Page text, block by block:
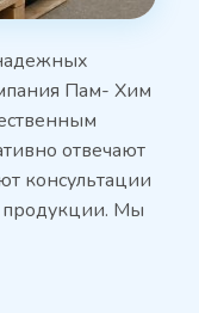
Пам- Хим
отвечают
консультации
продукции. Мы